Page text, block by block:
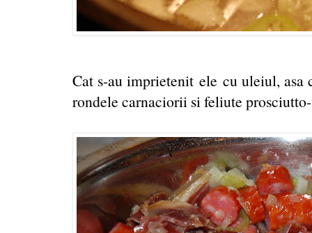
Cat s-au imprietenit ele cu uleiul, asa
rondele carnaciorii si feliute